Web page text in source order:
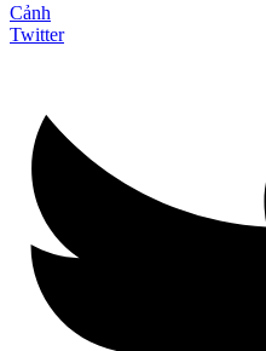
Cảnh
Twitter